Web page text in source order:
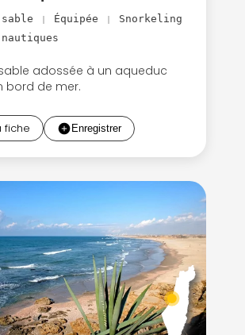
Équipée Snorkeling
adossée à un aqueduc
bord de mer.
fiche